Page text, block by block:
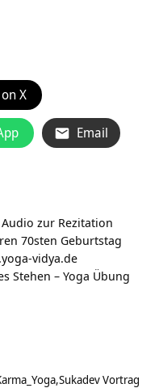
X
Email
zur Rezitation
70sten Geburtstag
vidya.de
Stehen – Yoga Übung
Sukadev Vortrag